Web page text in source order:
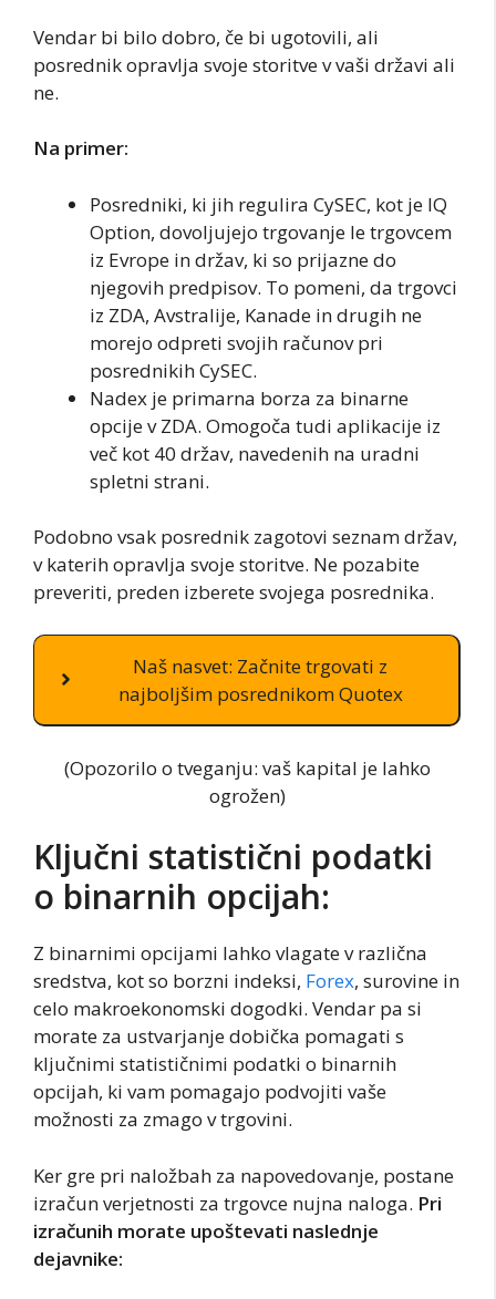
Vendar bi bilo dobro, če bi ugotovili, ali
posrednik opravlja svoje storitve v vaši državi ali
ne.
Na primer:
Posredniki, ki jih regulira CySEC, kot je IQ
Option, dovoljujejo trgovanje le trgovcem
iz Evrope in držav, ki so prijazne do
njegovih predpisov. To pomeni, da trgovci
iz ZDA, Avstralije, Kanade in drugih ne
morejo odpreti svojih računov pri
posrednikih CySEC.
Nadex je primarna borza za binarne
opcije v ZDA. Omogoča tudi aplikacije iz
več kot 40 držav, navedenih na uradni
spletni strani.
Podobno vsak posrednik zagotovi seznam držav,
v katerih opravlja svoje storitve. Ne pozabite
preveriti, preden izberete svojega posrednika.
Naš nasvet: Začnite trgovati z
najboljšim posrednikom Quotex
(Opozorilo o tveganju: vaš kapital je lahko
ogrožen)
Ključni statistični podatki
o binarnih opcijah:
Z binarnimi opcijami lahko vlagate v različna
sredstva, kot so borzni indeksi, Forex, surovine in
celo makroekonomski dogodki. Vendar pa si
morate za ustvarjanje dobička pomagati s
ključnimi statističnimi podatki o binarnih
opcijah, ki vam pomagajo podvojiti vaše
možnosti za zmago v trgovini.
Ker gre pri naložbah za napovedovanje, postane
izračun verjetnosti za trgovce nujna naloga. Pri
izračunih morate upoštevati naslednje
dejavnike: